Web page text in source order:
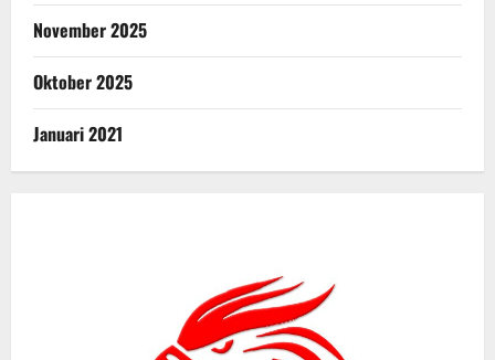
November 2025
Oktober 2025
Januari 2021